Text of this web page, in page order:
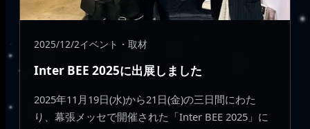
2025/12/2イベント・取材
Inter BEE 2025に出展しました
2025年11月19日(水)から21日(金)の三日間にわた
り、幕張メッセで開催された「Inter BEE 2025」に